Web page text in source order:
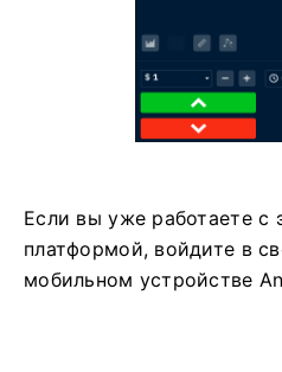
Если вы уже работаете с
платформой, войдите в
мобильном устройстве